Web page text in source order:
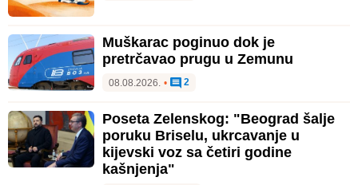
Muškarac poginuo dok je
pretrčavao prugu u Zemunu
08.08.2026. • 2
Poseta Zelenskog: "Beograd šalje
poruku Briselu, ukrcavanje u
kijevski voz sa četiri godine
kašnjenja"